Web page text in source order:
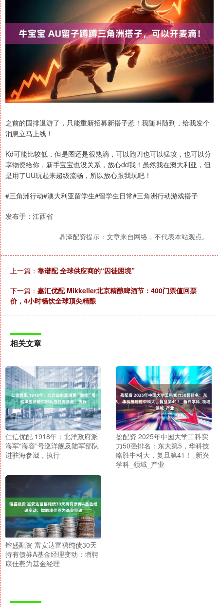
之前的固排退游了，只能重新招募新搭子惹！我随叫随到，给我发个
消息立马上线！
Kd可能比较低，但是图还是很熟滴，可以跑刀也可以猛攻，也可以分
享物资给你，新手宝宝也没关系，放心dd我！虽然我在澳大利亚，但
是用了UU玩起来超级流畅，所以放心跟我玩吧！
#三角洲行动#澳大利亚留学生#留学生日常#三角洲行动游戏搭子
发布于：江西省
鼎泽配资提示：文章来自网络，不代表本站观点。
上一篇： 靠谱配 全球供应商的“囚徒困境”
下一篇： 嘉汇优配 Mikkeller北京精酿啤酒节：400门票值回票
价，4小时畅饮全球顶尖精酿
相关文章
仁信优配 1918年：北洋政府派
海军“海容”号巡洋舰及陆军部队
进驻海参崴，执行
盈配资 2025年中国大学工科实
力50强排名：东大第5，华科技
略胜中科大，复旦第41！_新兴
学科_领域_产业
镕盛融资 富安达富禧纯债30天
持有债券A基金经理变动：增聘
康佳燕为基金经理